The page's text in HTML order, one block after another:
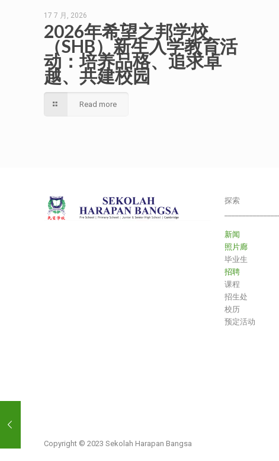
17 7 月, 2026
2026年希望之邦学校
（SHB）新生入学教育活
动：培养品格、追求卓
越、共建校园
Read more
探索
新闻
照片廊
毕业生
招聘
课程
招生处
校历
预定活动
Copyright © 2023 Sekolah Harapan Bangsa